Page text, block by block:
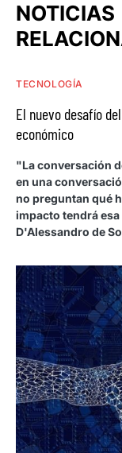
NOTICIAS
TECNOLOGÍA
El nuevo desafío
económico
"La conversación
en una
no preguntan qué
impacto tendrá
D'Alessandro de